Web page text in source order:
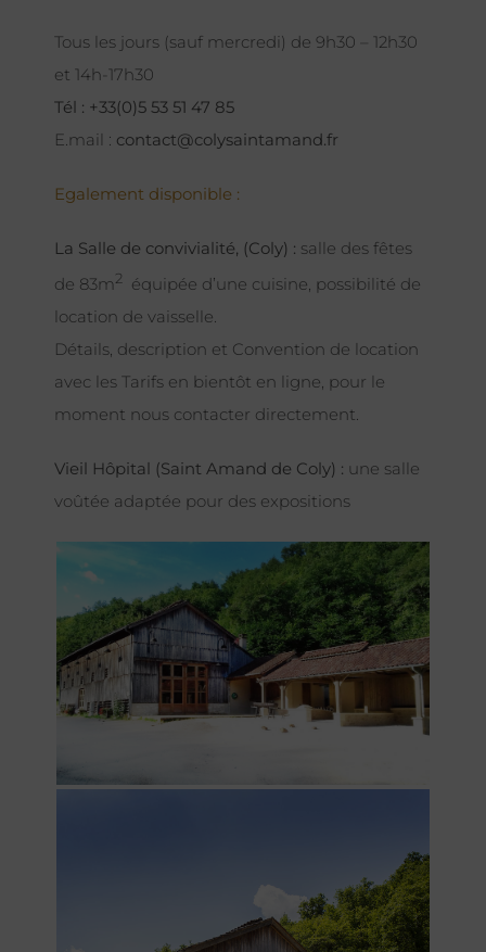
Tous les jours (sauf mercredi) de 9h30 – 12h30
et 14h-17h30
Tél : +33(0)5 53 51 47 85
E.mail : contact@colysaintamand.fr
Egalement disponible :
La Salle de convivialité, (Coly) : salle des fêtes
de 83m2 équipée d’une cuisine, possibilité de
location de vaisselle.
Détails, description et Convention de location
avec les Tarifs en bientôt en ligne, pour le
moment nous contacter directement.
Vieil Hôpital (Saint Amand de Coly) : une salle
voûtée adaptée pour des expositions